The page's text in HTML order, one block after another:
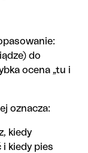
do
ocena „tu i
oznacza:
kiedy
i kiedy pies